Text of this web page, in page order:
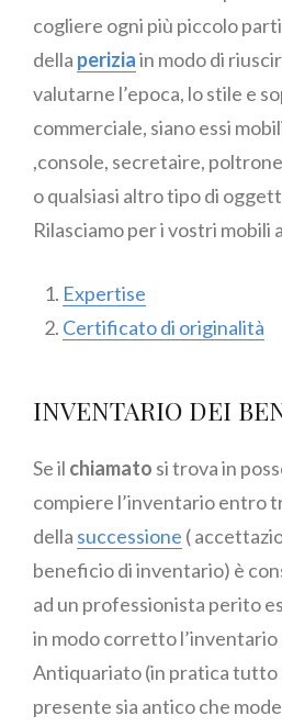
cogliere ogni più piccolo
della periziain modo di
valutarne l’epoca, lo stile e
commerciale, siano essi
,console, secretaire,
o qualsiasi altro tipo di
Rilasciamo per i vostri mobili
Expertise
Certificato di originalità
INVENTARIO DEI
Se il chiamato si trova in
compiere l’inventario entro
della successione (
beneficio di inventario) è
ad un professionista perito
in modo corretto
Antiquariato (in pratica tutto
presente sia antico che